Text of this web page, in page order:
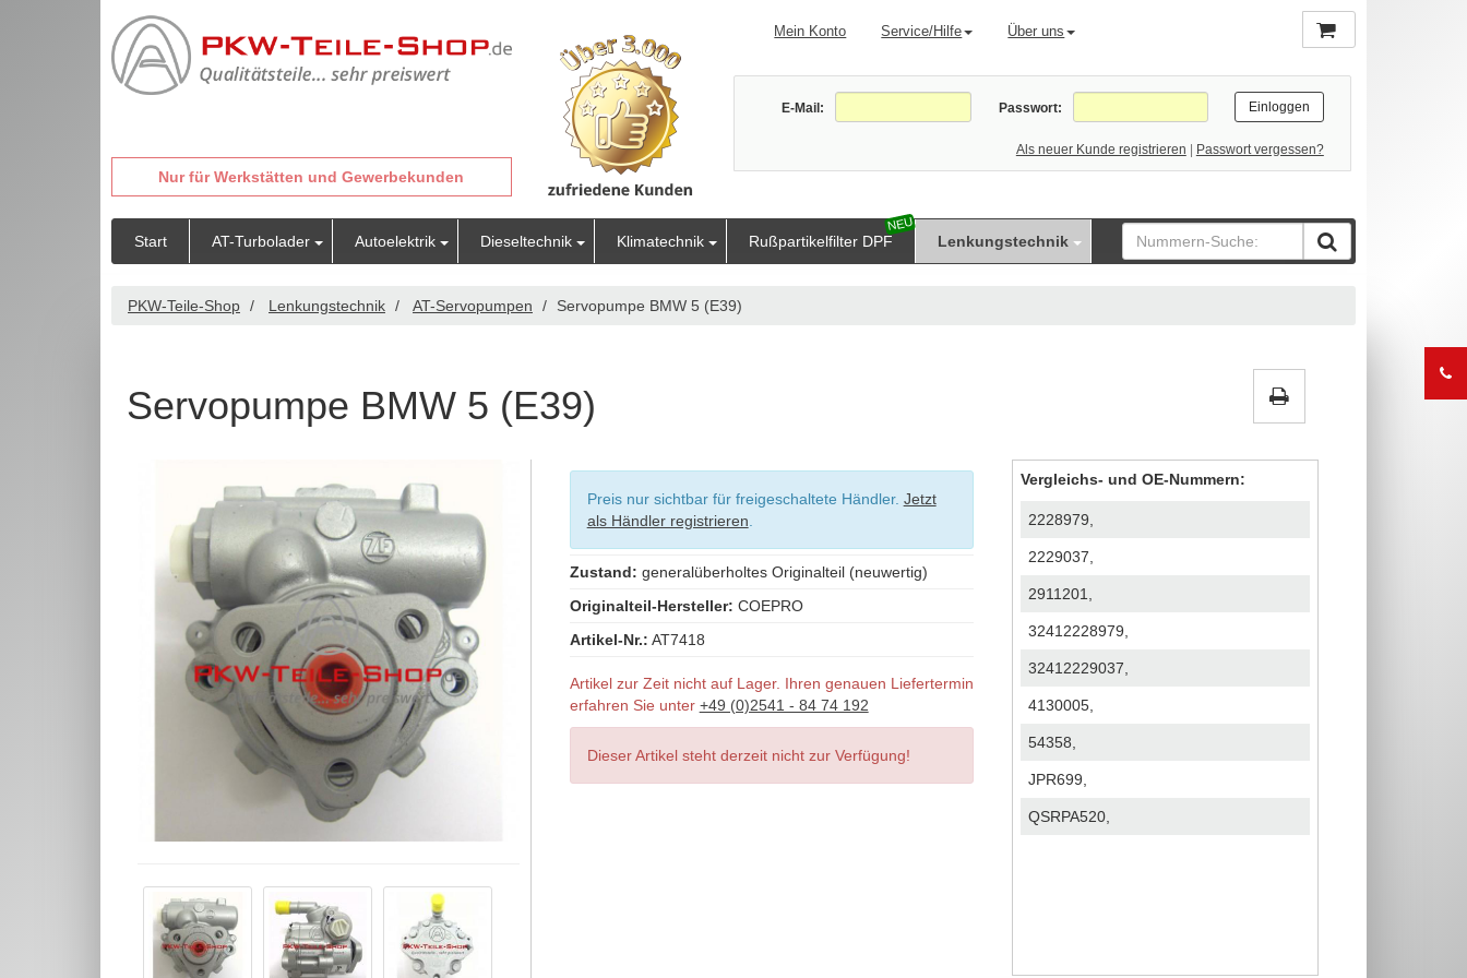
Nur für Werkstätten und Gewerbekunden
Mein Konto Service/Hilfe Über uns
E-Mail: Passwort:
Als neuer Kunde registrieren Passwort vergessen?
Start AT-Turbolader Autoelektrik Dieseltechnik Klimatechnik Rußpartikelfilter DPF Lenkungstechnik
PKW-Teile-Shop Lenkungstechnik AT-Servopumpen Servopumpe BMW 5 (E39)
Servopumpe BMW 5 (E39)
Preis nur sichtbar für freigeschaltete Händler. Jetzt
als Händler registrieren
Zustand: generalüberholtes Originalteil (neuwertig)
Originalteil-Hersteller: COEPRO
Artikel-Nr.: AT7418
Artikel zur Zeit nicht auf Lager. Ihren genauen Liefertermin
erfahren Sie unter +49 (0)2541 - 84 74 192
Dieser Artikel steht derzeit nicht zur Verfügung!
Vergleichs- und OE-Nummern:
2228979,
2229037,
2911201,
32412228979,
32412229037,
4130005,
54358,
JPR699,
QSRPA520,